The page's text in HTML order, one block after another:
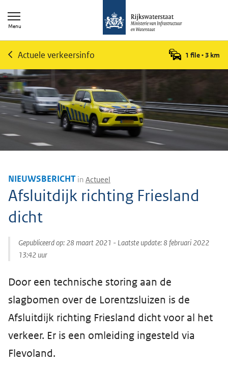
Menu
Actuele verkeersinfo 1 file• 3 km
NIEUWSBERICHT in Actueel
Afsluitdijk richting Friesland
dicht
Gepubliceerd op: 28 maart 2021 - Laatste update:8 februari 2022
13:42 uur
Door een technische storing aan de
slagbomen over de Lorentzsluizen is de
Afsluitdijk richting Friesland dicht voor al het
verkeer. Er is een omleiding ingesteld via
Flevoland.